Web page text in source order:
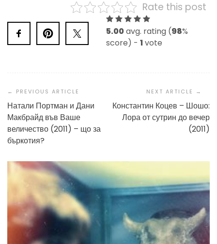
Rate this post
5.00avg. rating (98%
score) - 1vote
Navigation
Натали Портман и Дани
Макбрайд във Ваше
величество (2011) – що за
бъркотия?
Константин Коцев – Шошо:
Лора от сутрин до вечер
(2011)